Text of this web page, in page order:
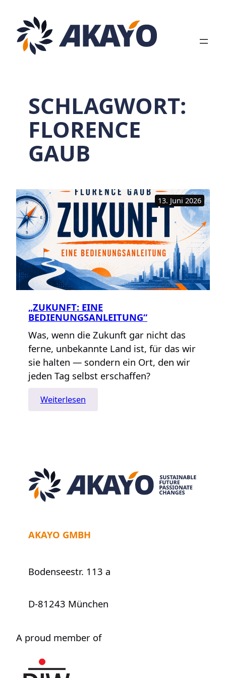
Inhalt
springen
SCHLAGWORT:
FLORENCE
GAUB
13. Juni 2026
„ZUKUNFT: EINE
BEDIENUNGSANLEITUNG“
Was, wenn die Zukunft gar nicht das
ferne, unbekannte Land ist, für das wir
sie halten — sondern ein Ort, den wir
jeden Tag selbst erschaffen?
Weiterlesen
„Zukunft:
AKAYO GMBH
Bodenseestr. 113 a
D-81243 München
A proud member of